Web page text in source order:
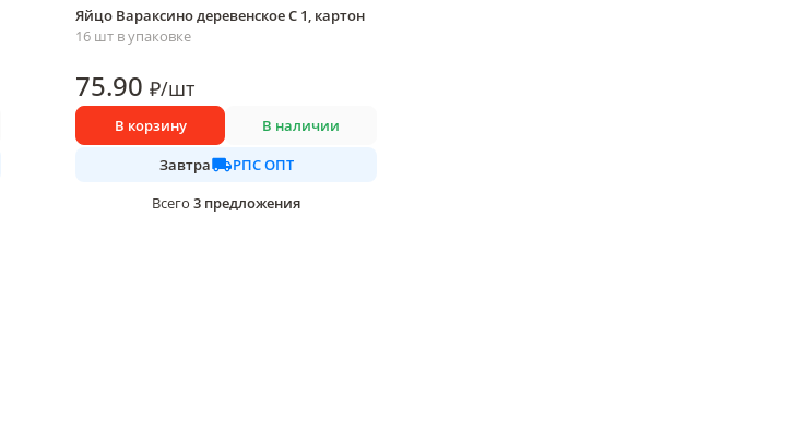
Яйцо Вараксино деревенское С 1, картон
16 шт в упаковке
75.90 ₽/шт
В корзину В наличии
Завтра
РПС ОПТ
Всего 3 предложения